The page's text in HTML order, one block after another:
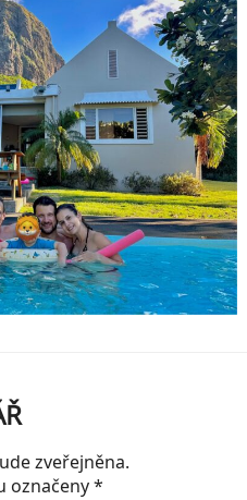
zveřejněna.
označeny*